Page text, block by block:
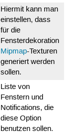
Hiermit kann man
einstellen, dass
für die
Fensterdekoration
Mipmap-Texturen
generiert werden
sollen.
Liste von
Fenstern und
Notifications, die
diese Option
benutzen sollen.